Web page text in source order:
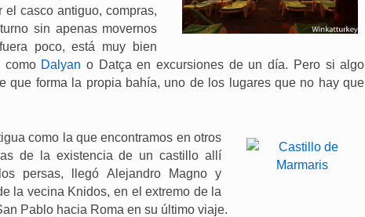
casco antiguo, compras,
sin apenas movernos
poco, está muy bien
como Dalyan o Datça en excursiones de un día. Pero si algo
que forma la propia bahía, uno de los lugares que no hay que
como la que encontramos en otros
de la existencia de un castillo allí
persas, llegó Alejandro Magno y
la vecina Knidos, en el extremo de la
Pablo hacia Roma en su último viaje.